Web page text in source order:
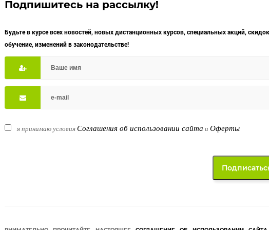
Подпишитесь на рассылку!
Будьте в курсе всех новостей, новых дистанционных курсов, специальных акций,
обучение, изменений в законодательстве!
я принимаю условияСоглашения об использовании сайта и Оферты